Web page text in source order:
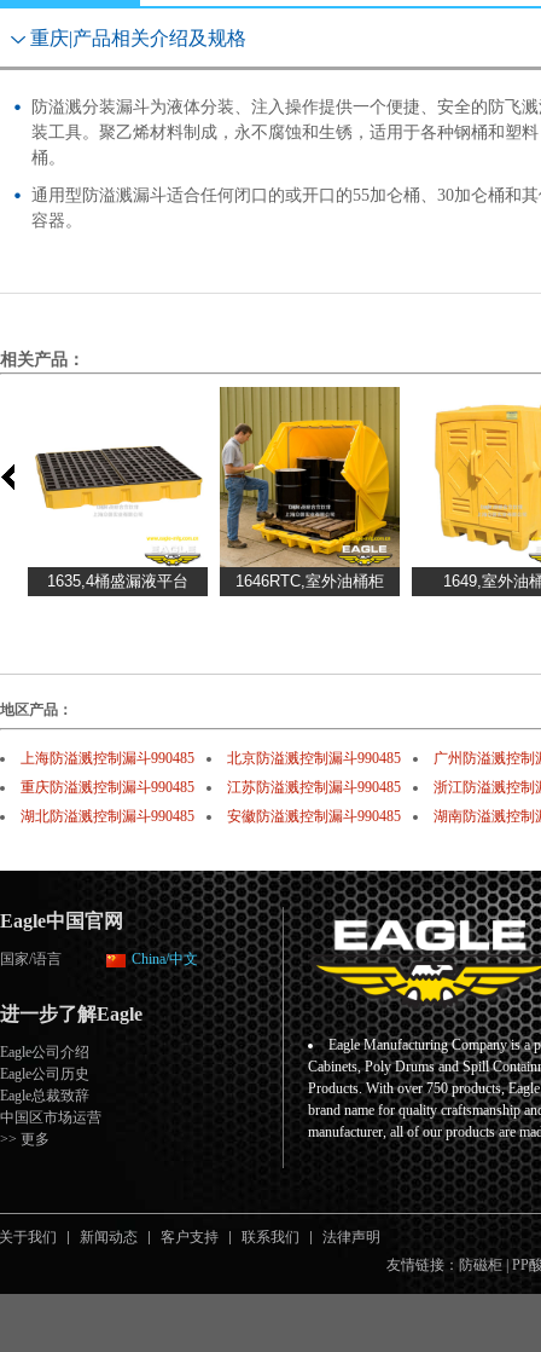
重庆|产品相关介绍及规格
防溢溅分装漏斗为液体分装、注入操作提供一个便捷、安全的防飞
装工具。聚乙烯材料制成，永不腐蚀和生锈，适用于各种钢桶和塑料
桶。
通用型防溢溅漏斗适合任何闭口的或开口的55加仑桶、30加仑桶和
容器。
相关产品：
地区产品：
上海防溢溅控制漏斗990485 北京防溢溅控制漏斗990485
广州防溢溅控制
重庆防溢溅控制漏斗990485
江苏防溢溅控制漏斗990485
浙江防溢溅控制
湖北防溢溅控制漏斗990485
安徽防溢溅控制漏斗990485 湖南防溢溅控制
Eagle中国官网
国家/语言 China/中文
进一步了解Eagle
Eagle公司介绍
Eagle公司历史
Eagle总裁致辞
中国区市场运营
>> 更多
Eagle Manufacturing Company is a
Cabinets, Poly Drums and Spill
Products. With over 750 products,
brand name for quality craftsmanship
manufacturer, all of our products are
关于我们 新闻动态 客户支持 联系我们
法律声明
友情链接： 防磁柜 PP